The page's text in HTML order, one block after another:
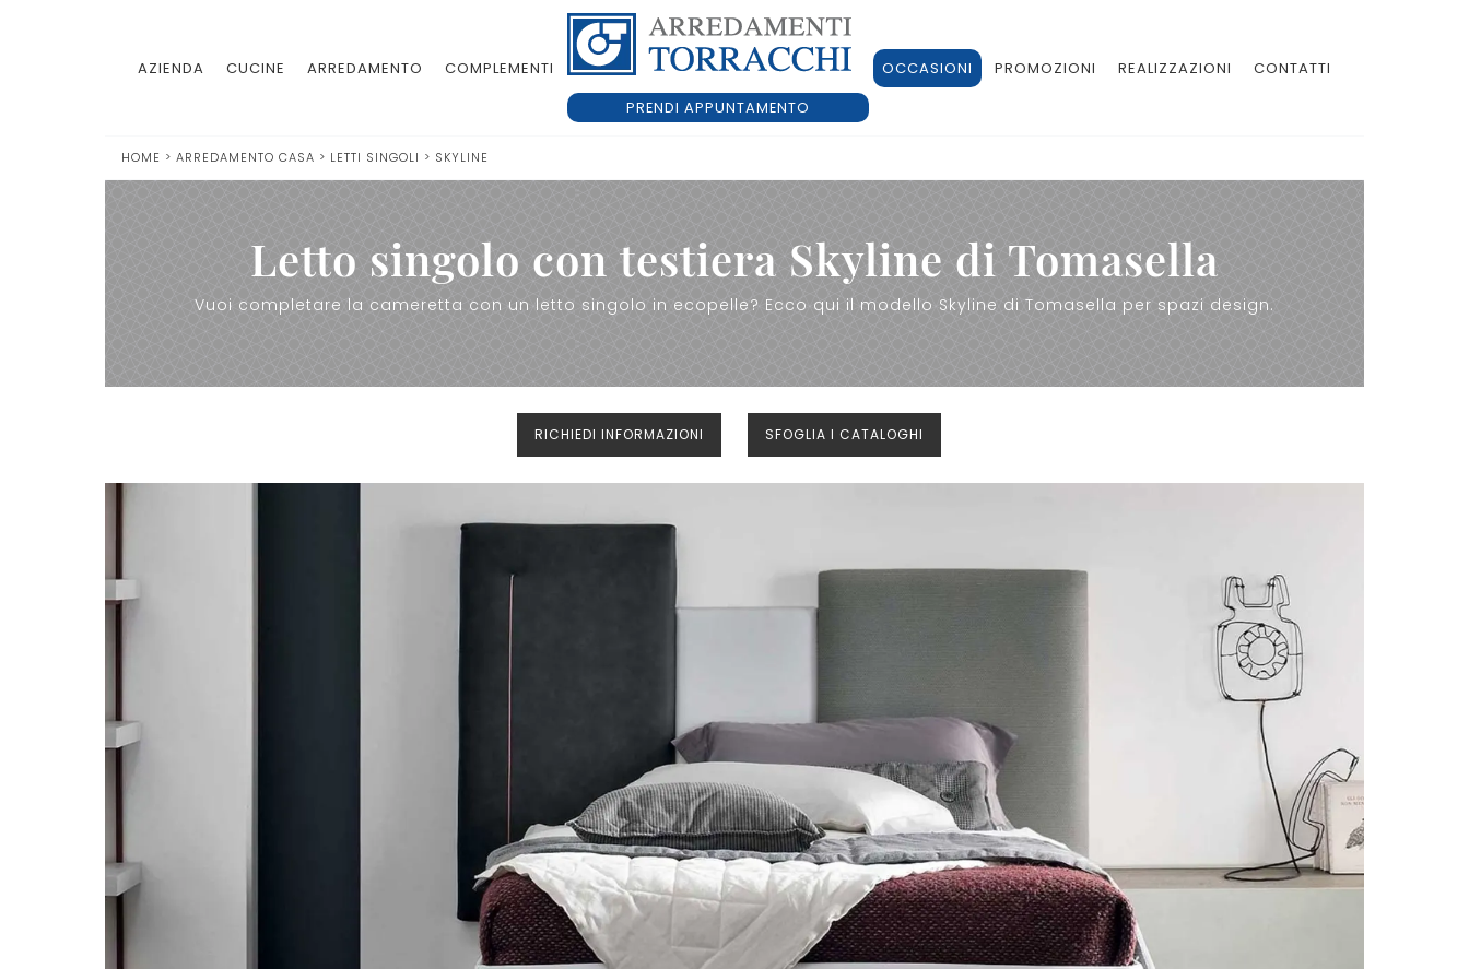
AZIENDA CUCINE ARREDAMENTO COMPLEMENTI
PRENDI APPUNTAMENTO
OCCASIONI PROMOZIONI REALIZZAZIONI CONTATTI
HOME > ARREDAMENTO CASA > LETTI SINGOLI > SKYLINE
Letto singolo con testiera Skyline di Tomasella
Vuoi completare la cameretta con un letto singolo in ecopelle? Ecco qui il modello Skyline di Tomasella per spazi design.
RICHIEDI INFORMAZIONI SFOGLIA I CATALOGHI